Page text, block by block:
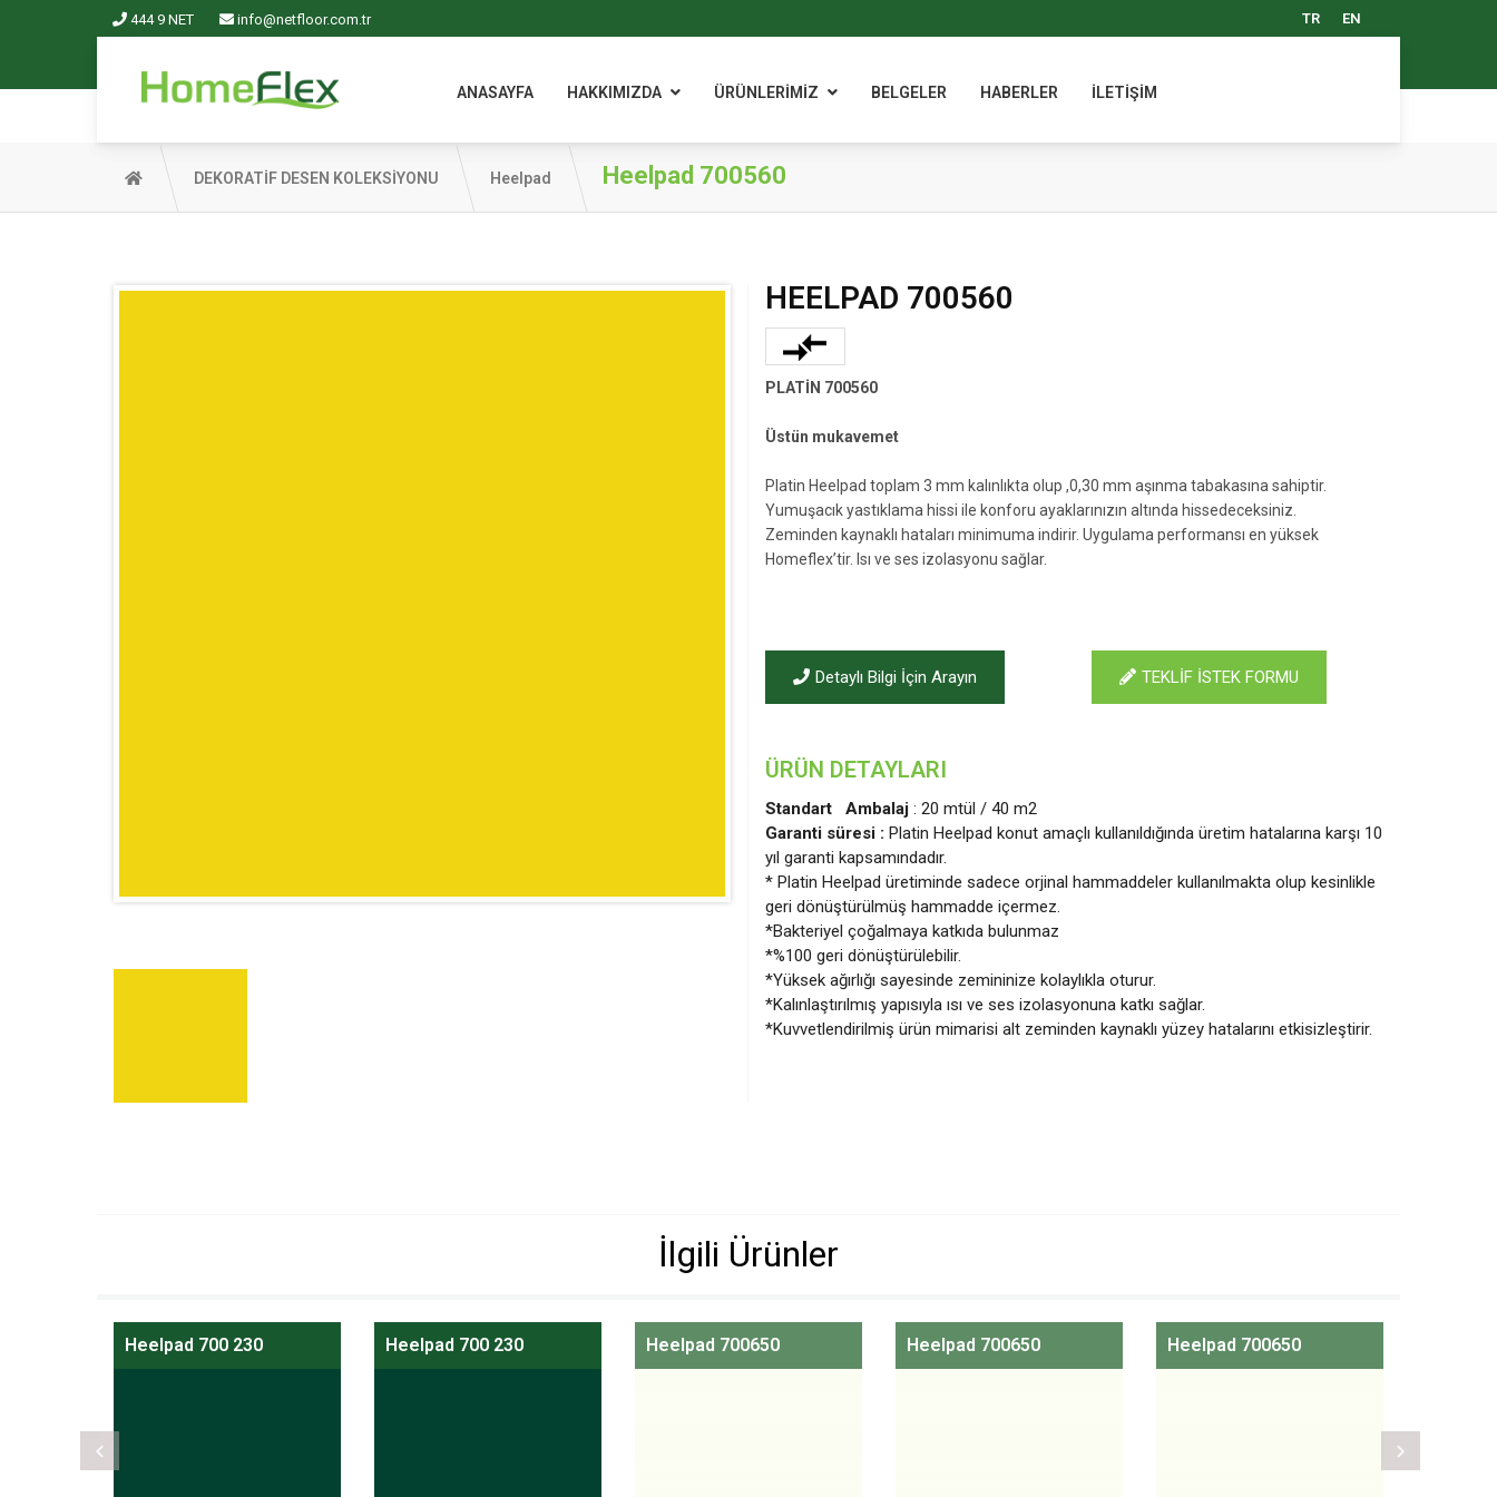
444 9 NET info@netfloor.com.tr TR EN
ANASAYFA HAKKIMIZDA ÜRÜNLERİMİZ BELGELER HABERLER İLETİŞİM
DEKORATİF DESEN KOLEKSİYONU Heelpad Heelpad 700560
HEELPAD 700560
PLATİN 700560
Üstün mukavemet
Platin Heelpad toplam 3 mm kalınlıkta olup ,0,30 mm aşınma tabakasına sahiptir.
Yumuşacık yastıklama hissi ile konforu ayaklarınızın altında hissedeceksiniz.
Zeminden kaynaklı hataları minimuma indirir. Uygulama performansı en yüksek
Homeflex’tir. Isı ve ses izolasyonu sağlar.
Detaylı Bilgi İçin Arayın TEKLİF İSTEK FORMU
ÜRÜN DETAYLARI
Standart Ambalaj : 20 mtül / 40 m2
Garanti süresi : Platin Heelpad konut amaçlı kullanıldığında üretim hatalarına karşı 10
yıl garanti kapsamındadır.
* Platin Heelpad üretiminde sadece orjinal hammaddeler kullanılmakta olup kesinlikle
geri dönüştürülmüş hammadde içermez.
*Bakteriyel çoğalmaya katkıda bulunmaz
*%100 geri dönüştürülebilir.
*Yüksek ağırlığı sayesinde zemininize kolaylıkla oturur.
*Kalınlaştırılmış yapısıyla ısı ve ses izolasyonuna katkı sağlar.
*Kuvvetlendirilmiş ürün mimarisi alt zeminden kaynaklı yüzey hatalarını etkisizleştirir.
İlgili Ürünler
Heelpad 700 230 Heelpad 700 230 Heelpad 700650 Heelpad 700650 Heelpad 700650